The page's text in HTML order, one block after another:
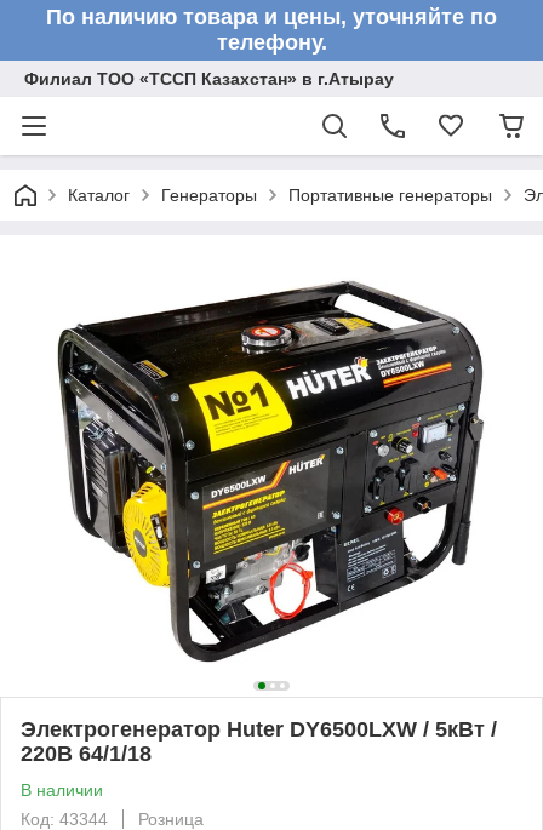
По наличию товара и цены, уточняйте по
телефону.
Филиал ТОО «ТССП Казахстан» в г.Атырау
Каталог Генераторы Портативные генераторы
Электрогенератор Huter DY6500LXW / 5кВт /
220В 64/1/18
В наличии
Код: 43344
Розница